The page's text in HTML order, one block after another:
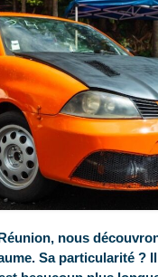
nous
Sa particularité ?